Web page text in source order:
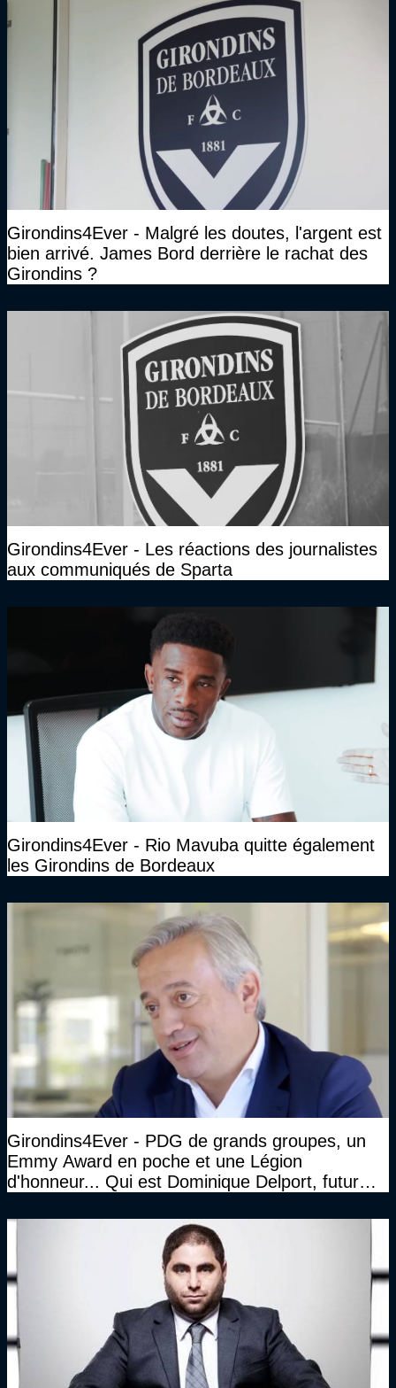
Girondins4Ever - Malgré les doutes, l'argent est
bien arrivé. James Bord derrière le rachat des
Girondins ?
Girondins4Ever - Les réactions des journalistes
aux communiqués de Sparta
Girondins4Ever - Rio Mavuba quitte également
les Girondins de Bordeaux
Girondins4Ever - PDG de grands groupes, un
Emmy Award en poche et une Légion
d'honneur... Qui est Dominique Delport, futur